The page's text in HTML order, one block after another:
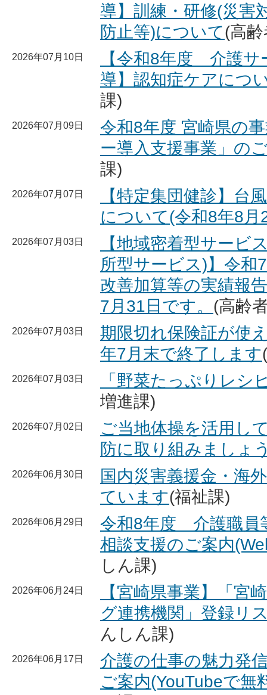
導】訓練・研修(災害
防止等)について(高
2026年07月10日
【令和8年度 介護サ
導】認知症ケアにつ
課)
2026年07月09日
令和8年度 宮崎県の
ー導入支援事業」の
課)
2026年07月07日
【特定集団健診】台
について(令和8年8月
2026年07月03日
【地域密着型サービ
所型サービス)】令和
改善加算等の実績報
7月31日です。 (高齢
2026年07月03日
期限切れ保険証が使
年7月末で終了します
2026年07月03日
「野菜たっぷりレシ
増進課)
2026年07月02日
ご当地体操を活用し
防に取り組みましょ
2026年06月30日
国内災害義援金・海
ています(福祉課)
2026年06月29日
令和8年度 介護職員
相談支援のご案内
しん課)
2026年06月24日
【宮崎県事業】「宮
グ連携機関」登録リ
んしん課)
2026年06月17日
介護の仕事の魅力発
ご案内(YouTubeで無